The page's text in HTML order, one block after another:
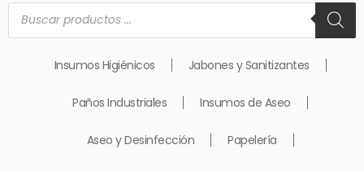
Búsqueda
de
productos
Insumos Higiénicos
Jabones y Sanitizantes
Paños Industriales Insumos de Aseo
Aseo y Desinfección Papelería